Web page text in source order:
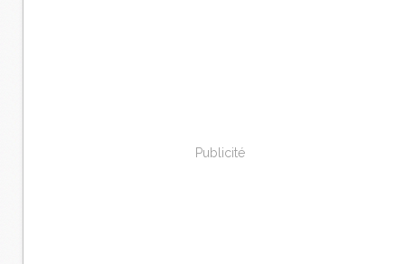
Publicité